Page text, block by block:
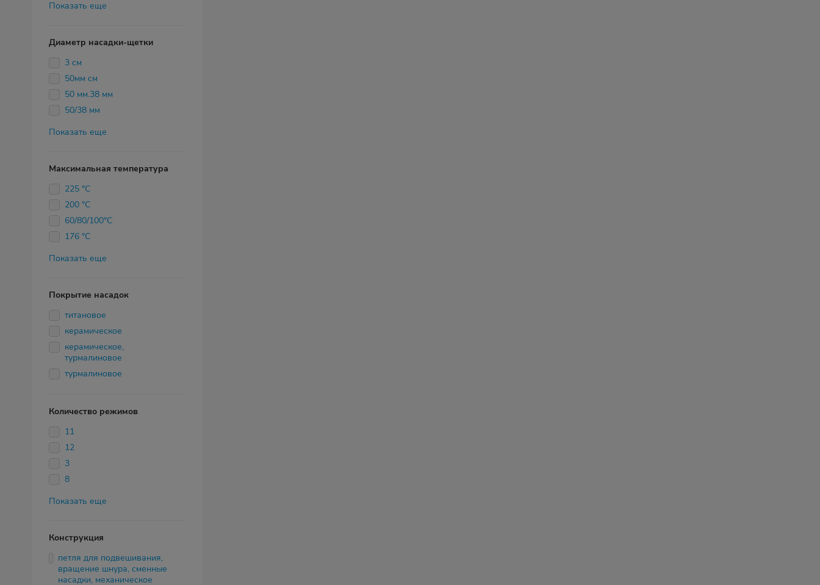
Показать еще
Диаметр насадки-щетки
3 см
50мм см
50 мм.38 мм
50/38 мм
Показать еще
Максимальная температура
225 °C
200 °С
60/80/100°C
176 °C
Показать еще
Покрытие насадок
титановое
керамическое
керамическое,
турмалиновое
турмалиновое
Количество режимов
11
12
3
8
Показать еще
Конструкция
петля для подвешивания,
вращение шнура, сменные
насадки, механическое